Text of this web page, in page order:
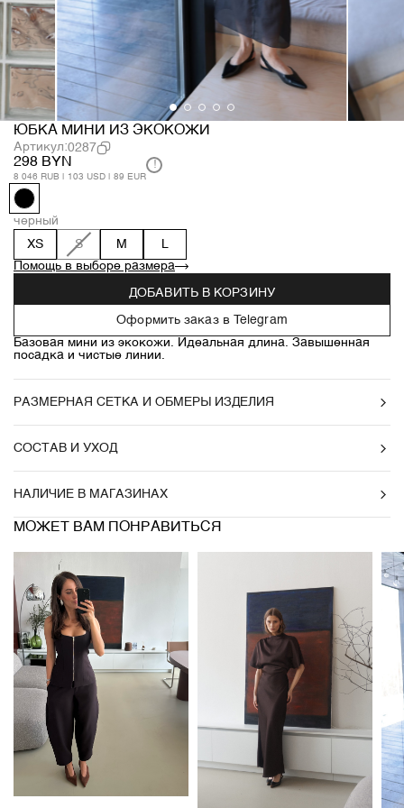
ЮБКА МИНИ ИЗ ЭКОКОЖИ
Артикул:0287
298 BYN
8 046 RUB | 103 USD | 89 EUR
!
черный
XS
S M
Помощь в выборе размера
ДОБАВИТЬ В КОРЗИНУ
Оформить заказ в Telegram
Базовая мини из экокожи. Идеальная длина. Завышенная
посадка и чистые линии.
РАЗМЕРНАЯ СЕТКА И ОБМЕРЫ ИЗДЕЛИЯ
СОСТАВ И УХОД
НАЛИЧИЕ В МАГАЗИНАХ
МОЖЕТ ВАМ ПОНРАВИТЬСЯ